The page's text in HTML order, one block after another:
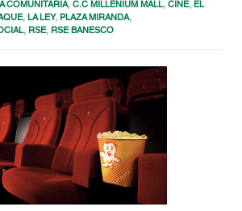
COMUNITARIA,C.C MILLENIUM MALL,CINE, EL
,LA LEY, PLAZA MIRANDA,
, RSE, RSE BANESCO